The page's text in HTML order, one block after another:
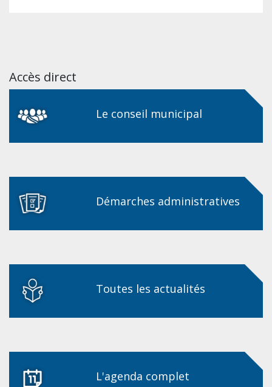
Accès direct
Le conseil municipal
Démarches administratives
Toutes les actualités
L'agenda complet